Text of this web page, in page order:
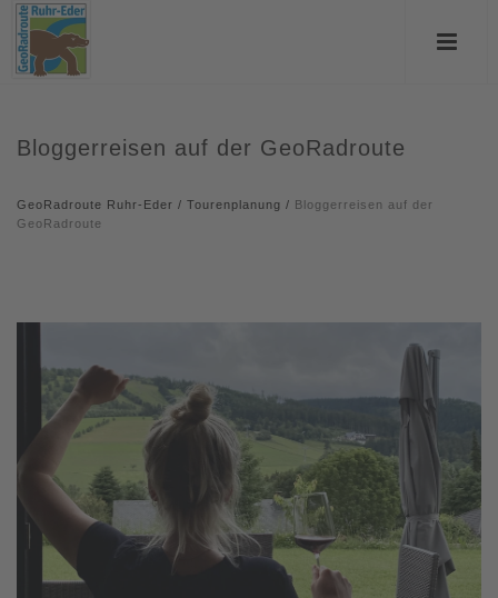
Bloggerreisen auf der GeoRadroute
GeoRadroute Ruhr-Eder / Tourenplanung / Bloggerreisen auf der
GeoRadroute